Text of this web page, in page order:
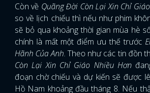
Còn về Quãng Đời Còn Lại Xin Chỉ
so về lịch chiếu thì nếu như phim
sẽ bỏ qua khoảng thời gian mùa hè
chính là mất một điểm ưu thế trước
Hãnh Của Anh. Theo như các tin đồn
Còn Lại Xin Chỉ Giáo Nhiều Hơn
đoạn chờ chiếu và dự kiến sẽ được
Hồ Nam khoảng đầu tháng 8. Nếu